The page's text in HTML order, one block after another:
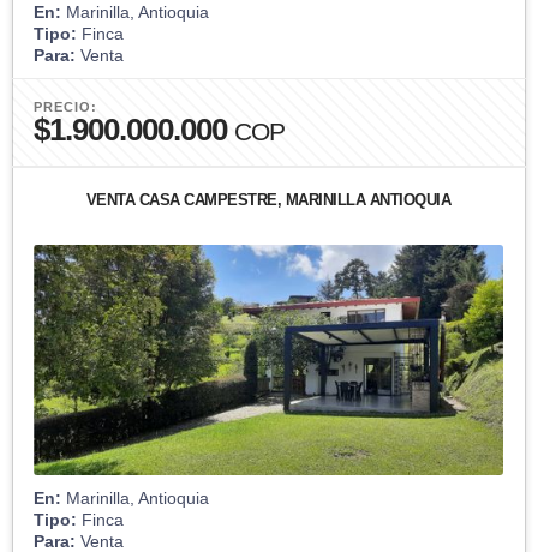
En: Marinilla, Antioquia
Tipo: Finca
Para: Venta
PRECIO:
$1.900.000.000 COP
VENTA CASA CAMPESTRE, MARINILLA ANTIOQUIA
En: Marinilla, Antioquia
Tipo: Finca
Para: Venta